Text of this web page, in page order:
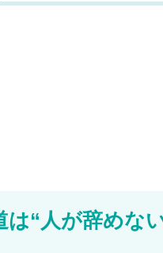
は“人が辞めな